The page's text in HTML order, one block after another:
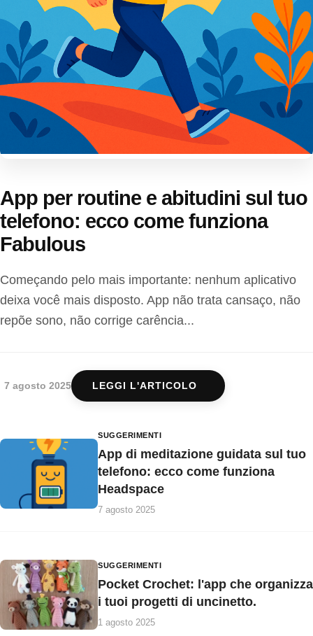
App per routine e abitudini sul tuo
telefono: ecco come funziona
Fabulous
Começando pelo mais importante: nenhum aplicativo
deixa você mais disposto. App não trata cansaço, não
repõe sono, não corrige carência...
7 agosto 2025 LEGGI L'ARTICOLO
SUGGERIMENTI
App di meditazione guidata sul tuo
telefono: ecco come funziona
Headspace
7 agosto 2025
SUGGERIMENTI
Pocket Crochet: l'app che organizza
i tuoi progetti di uncinetto.
1 agosto 2025